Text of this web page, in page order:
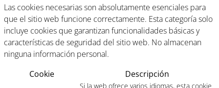
Las cookies necesarias son absolutamente esenciales para
que el sitio web funcione correctamente. Esta categoría solo
incluye cookies que garantizan funcionalidades básicas y
características de seguridad del sitio web. No almacenan
ninguna información personal.
Cookie
Descripción
Si la web ofrece varios idiomas, esta cookie